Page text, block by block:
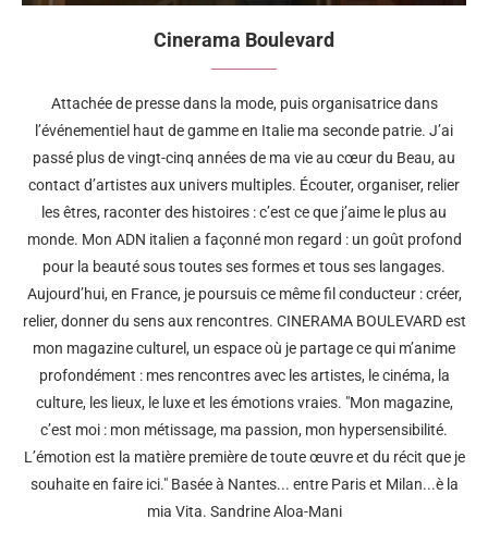
Cinerama Boulevard
Attachée de presse dans la mode, puis organisatrice dans
l’événementiel haut de gamme en Italie ma seconde patrie. J’ai
passé plus de vingt-cinq années de ma vie au cœur du Beau, au
contact d’artistes aux univers multiples. Écouter, organiser, relier
les êtres, raconter des histoires : c’est ce que j’aime le plus au
monde. Mon ADN italien a façonné mon regard : un goût profond
pour la beauté sous toutes ses formes et tous ses langages.
Aujourd’hui, en France, je poursuis ce même fil conducteur : créer,
relier, donner du sens aux rencontres. CINERAMA BOULEVARD est
mon magazine culturel, un espace où je partage ce qui m’anime
profondément : mes rencontres avec les artistes, le cinéma, la
culture, les lieux, le luxe et les émotions vraies. "Mon magazine,
c’est moi : mon métissage, ma passion, mon hypersensibilité.
L’émotion est la matière première de toute œuvre et du récit que je
souhaite en faire ici." Basée à Nantes... entre Paris et Milan...è la
mia Vita. Sandrine Aloa-Mani